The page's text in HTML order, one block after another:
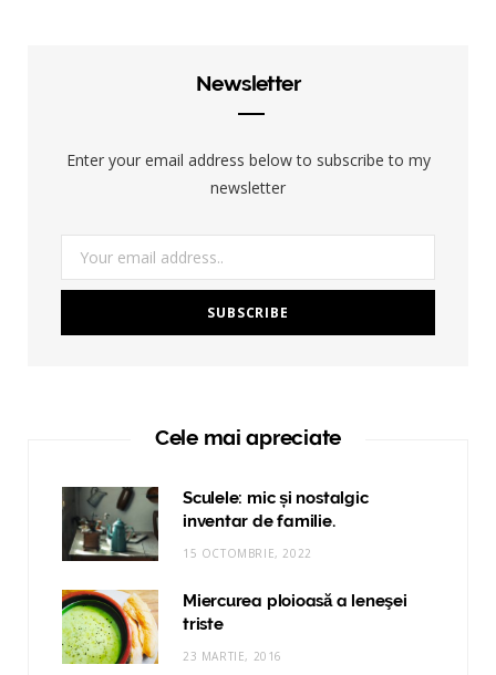
Newsletter
Enter your email address below to subscribe to my
newsletter
Cele mai apreciate
Sculele: mic și nostalgic
inventar de familie.
15 OCTOMBRIE, 2022
Miercurea ploioasă a leneşei
triste
23 MARTIE, 2016